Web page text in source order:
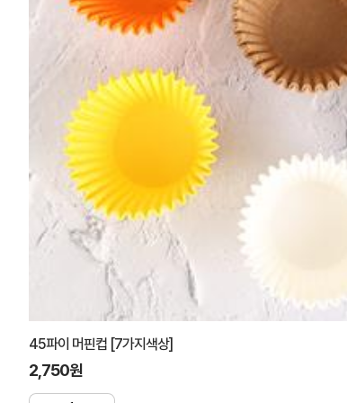
45파이 머핀컵 [7가지색상]
2,750원